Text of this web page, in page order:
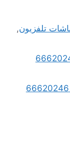
تلفزيون,
بالمنزل الدسمة 66620246
تصليح تلفزيونات بالمنزل المنصورية 66620246